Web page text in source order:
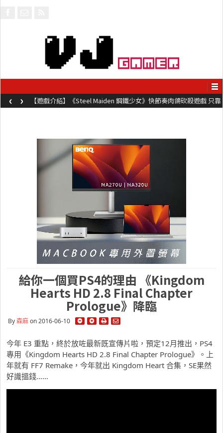
【遊戲介紹】《Steel Maiden 鋼鐵少女》快節奏肉鴿砍殺遊戲 只靠
兩鍵操作動作極致流暢試玩上架中
‹ ›
給你一個買PS4的理由 《Kingdom
Hearts HD 2.8 Final Chapter
Prologue》降臨
By森麻on 2016-06-10
今年 E3 重點，終於放咗最新既宣傳片啦，預定12月推出，PS4
專用《Kingdom Hearts HD 2.8 Final Chapter Prologue》。上
年就有 FF7 Remake，今年就出 Kingdom Heart 合集，SE果然
好識搵錢……